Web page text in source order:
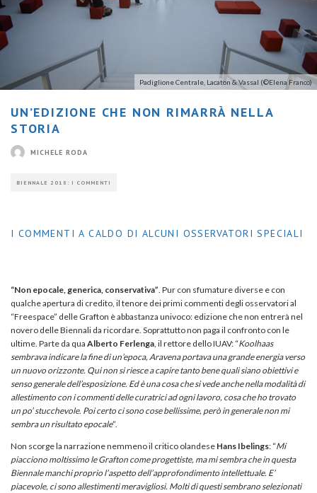
Padiglione Centrale, Lacaton & Vassal (©Elena Franco)
UN’EDIZIONE CHE NON RIMARRÀ NELLA
STORIA
MICHELE RODA
BIENNALE 2018: I COMMENTI
I COMMENTI A CALDO DI ALCUNI OSSERVATORI SPECIALI
“Non epocale, generica, conservativa”. Pur con sfumature diverse e con
qualche apertura di credito, il tenore dei primi commenti degli osservatori al
“Freespace” delle Grafton è abbastanza univoco: edizione che non entrerà nel
novero delle Biennali da ricordare. Soprattutto non paga il confronto con le
ultime. Parte da qua Alberto Ferlenga, il rettore dello IUAV: “Koolhaas
sembrava indicare la fine di un’epoca, Aravena portava una grande energia verso
un nuovo orizzonte. Qui non si riesce a capire tanto bene quali siano obiettivi e
senso generale dell’esposizione. Ed è una cosa che si vede anche nella modalità di
allestimento con i commenti delle curatrici ad ogni lavoro, cosa che ho trovato
un po’ stucchevole. Poi certo ci sono cose bellissime, però in generale non mi
sembra un risultato epocale”.
Non scorge la narrazione nemmeno il critico olandese Hans Ibelings: “Mi
piacciono moltissimo le Grafton come progettiste, ma mi sembra che in questa
Biennale manchi proprio l’aspetto dell’approfondimento intellettuale. E’
piacevole, ci sono allestimenti meravigliosi. Molti di questi sembrano selezionati